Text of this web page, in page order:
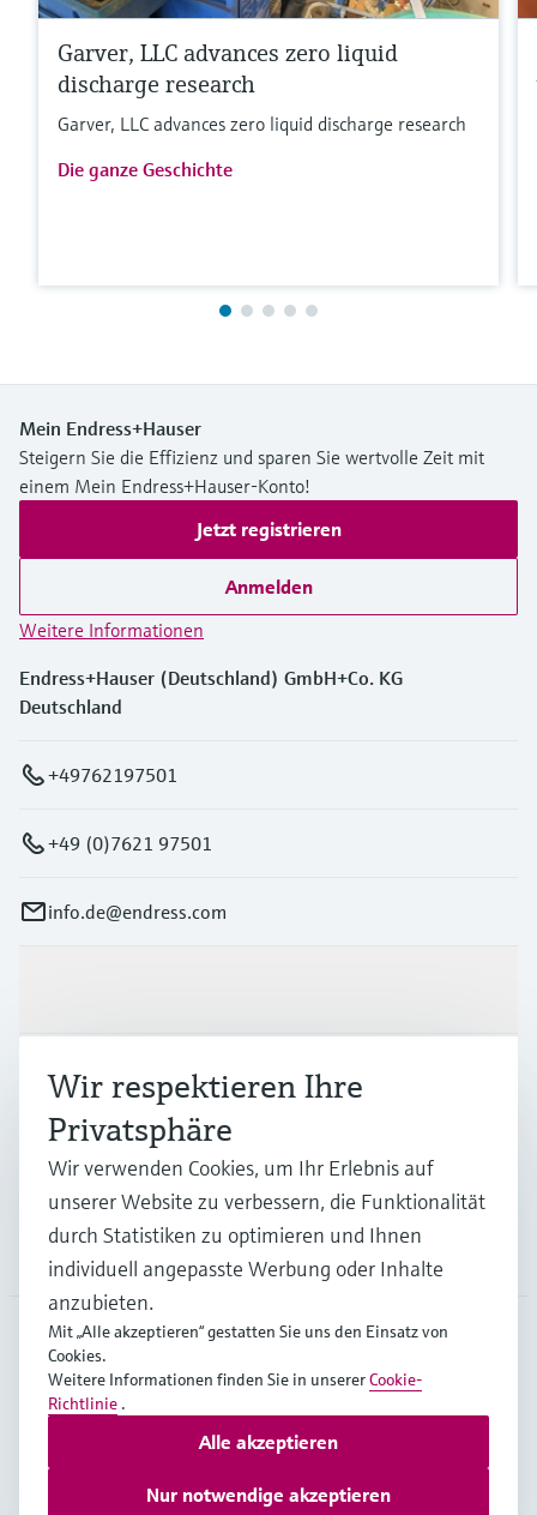
Garver, LLC advances zero liquid
discharge research
Garver, LLC advances zero liquid discharge research
Die ganze Geschichte
Mein Endress+Hauser
Steigern Sie die Effizienz und sparen Sie wertvolle Zeit mit
einem Mein Endress+Hauser-Konto!
Jetzt registrieren
Anmelden
Weitere Informationen
Endress+Hauser (Deutschland) GmbH+Co. KG
Deutschland
+49762197501
+49 (0)7621 97501
info.de@endress.com
Branchen
Support
DEU • Deutsch
Copyright © Endress+Hauser Group Services AG
NutzungsbedingungenDatenschutz
Wir respektieren Ihre
Privatsphäre
Wir verwenden Cookies, um Ihr Erlebnis auf
unserer Website zu verbessern, die Funktionalität
durch Statistiken zu optimieren und Ihnen
individuell angepasste Werbung oder Inhalte
anzubieten.
Mit „Alle akzeptieren“ gestatten Sie uns den Einsatz von
Cookies.
Weitere Informationen finden Sie in unsererCookie-
Richtlinie .
Nur notwendige akzeptieren
Alle akzeptieren